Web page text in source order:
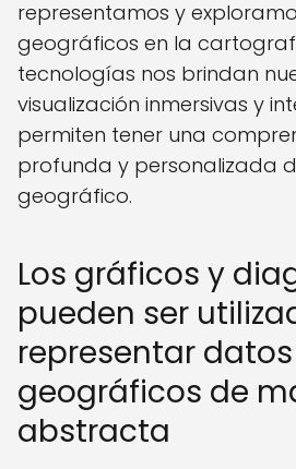
representamos y
geográficos en la
tecnologías nos brindan
visualización inmersivas y
permiten tener una
profunda y personalizada
geográfico.
Los gráficos y
pueden ser
representar datos
geográficos de
abstracta